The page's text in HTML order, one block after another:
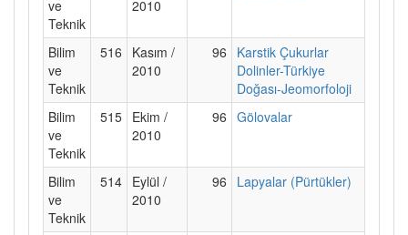
ve
Teknik
2010
Bilim
ve
Teknik
516
Kasım /
2010
96
Karstik Çukurlar
Dolinler-Türkiye
Doğası-Jeomorfoloji
Bilim
ve
Teknik
515 Ekim /
2010
96 Gölovalar
Bilim
ve
Teknik
514 Eylül /
2010
96 Lapyalar (Pürtükler)